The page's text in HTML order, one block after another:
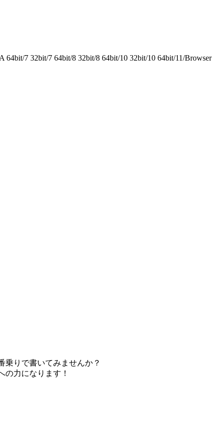
7 32bit/7 64bit/8 32bit/8 64bit/10 32bit/10 64bit/11/Browser
乗りで書いてみませんか？
力になります！